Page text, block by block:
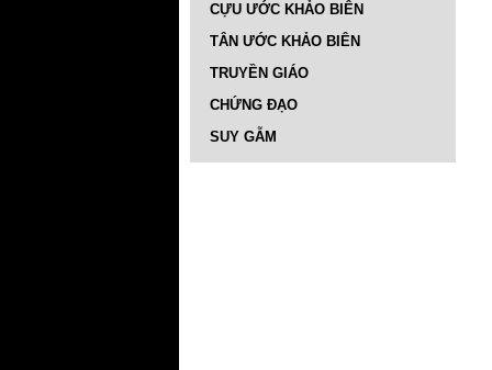
CỰU ƯỚC KHẢO BIÊN
TÂN ƯỚC KHẢO BIÊN
TRUYỀN GIÁO
CHỨNG ĐẠO
SUY GẪM